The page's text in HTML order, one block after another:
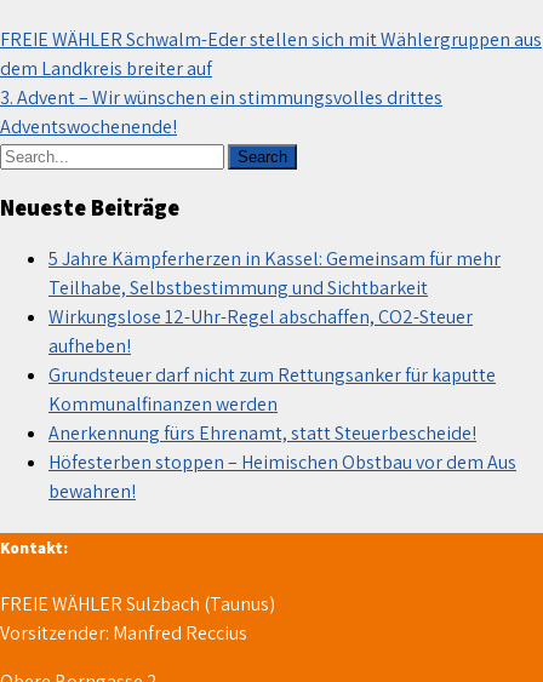
Beitragsnavigation
FREIE WÄHLER Schwalm-Eder stellen sich mit Wählergruppen aus
dem Landkreis breiter auf
3. Advent – Wir wünschen ein stimmungsvolles drittes
Adventswochenende!
Neueste Beiträge
5 Jahre Kämpferherzen in Kassel: Gemeinsam für mehr
Teilhabe, Selbstbestimmung und Sichtbarkeit
Wirkungslose 12-Uhr-Regel abschaffen, CO2-Steuer
aufheben!
Grundsteuer darf nicht zum Rettungsanker für kaputte
Kommunalfinanzen werden
Anerkennung fürs Ehrenamt, statt Steuerbescheide!
Höfesterben stoppen – Heimischen Obstbau vor dem Aus
bewahren!
Kontakt:
FREIE WÄHLER Sulzbach (Taunus)
Vorsitzender: Manfred Reccius